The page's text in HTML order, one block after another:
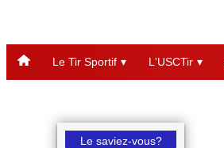
Le Tir Sportif L'USCTir
Le saviez-vous?